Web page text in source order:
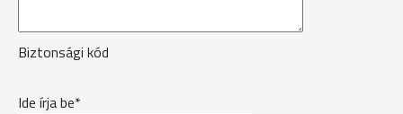
Biztonsági kód
Ide írja be*